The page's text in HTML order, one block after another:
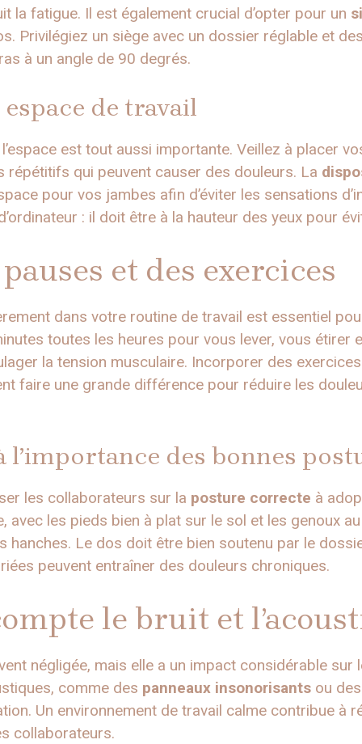
la fatigue. Il est également crucial d’opter pour un
Privilégiez un siège avec un dossier réglable et
à un angle de 90 degrés.
de travail
est tout aussi importante. Veillez à placer
répétitifs qui peuvent causer des douleurs. La
pour vos jambes afin d’éviter les sensations
: il doit être à la hauteur des yeux pour
et des exercices
dans votre routine de travail est essentiel
toutes les heures pour vous lever, vous étirer
la tension musculaire. Incorporer des
faire une grande différence pour réduire les
l’importance des bonnes
les collaborateurs sur la posture correcte à
les pieds bien à plat sur le sol et les genoux
hanches. Le dos doit être bien soutenu par le
peuvent entraîner des douleurs chroniques.
le bruit et
négligée, mais elle a un impact considérable sur
comme des panneaux insonorisants ou
Un environnement de travail calme contribue à
collaborateurs.